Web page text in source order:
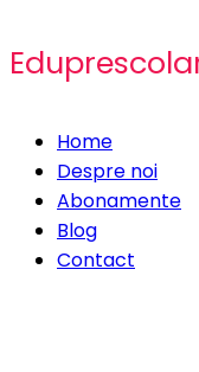
Home
Despre noi
Abonamente
Blog
Contact